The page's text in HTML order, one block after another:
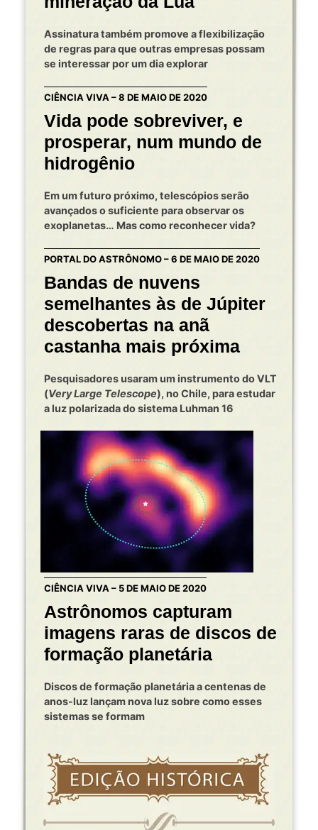
Assinatura também promove a flexibilização
de regras para que outras empresas possam
se interessar por um dia explorar
CIÊNCIA VIVA – 8 DE MAIO DE 2020
Vida pode sobreviver, e
prosperar, num mundo de
hidrogênio
Em um futuro próximo, telescópios serão
avançados o suficiente para observar os
exoplanetas… Mas como reconhecer vida?
PORTAL DO ASTRÔNOMO – 6 DE MAIO DE 2020
Bandas de nuvens
semelhantes às de Júpiter
descobertas na anã
castanha mais próxima
Pesquisadores usaram um instrumento do VLT
(Very Large Telescope), no Chile, para estudar
a luz polarizada do sistema Luhman 16
CIÊNCIA VIVA – 5 DE MAIO DE 2020
Astrônomos capturam
imagens raras de discos de
formação planetária
Discos de formação planetária a centenas de
anos-luz lançam nova luz sobre como esses
sistemas se formam